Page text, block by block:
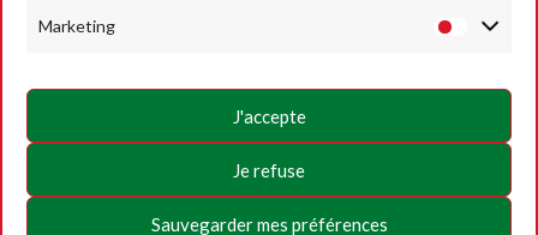
Marketing
J'accepte
Je refuse
Sauvegarder mes préférences
TVA : BE0409 501 435
Conditions générales d’utilisation
SUIVEZ-NOUS